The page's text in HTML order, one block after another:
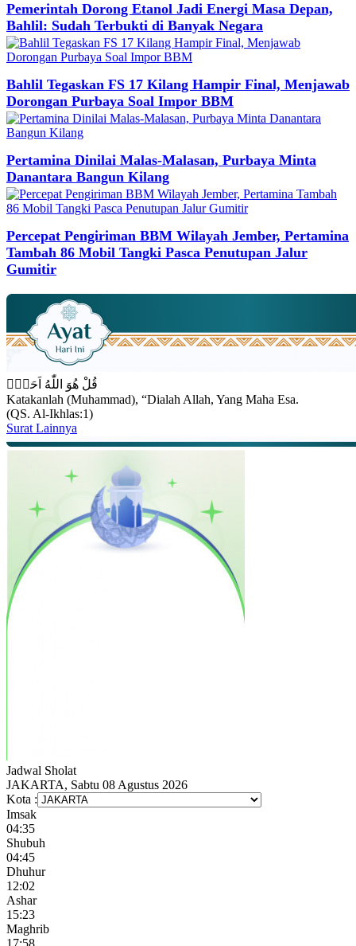
Pemerintah Dorong Etanol Jadi Energi Masa Depan,
Bahlil: Sudah Terbukti di Banyak Negara
Bahlil Tegaskan FS 17 Kilang Hampir Final, Menjawab
Dorongan Purbaya Soal Impor BBM
Pertamina Dinilai Malas-Malasan, Purbaya Minta
Danantara Bangun Kilang
Percepat Pengiriman BBM Wilayah Jember, Pertamina
Tambah 86 Mobil Tangki Pasca Penutupan Jalur
Gumitir
قُلْ هُوَ اللّٰهُ اَحَدٌۚ
Katakanlah (Muhammad), “Dialah Allah, Yang Maha Esa.
(QS. Al-Ikhlas:1)
Surat Lainnya
Jadwal Sholat
JAKARTA, Sabtu 08 Agustus 2026
Kota :
Imsak
04:35
Shubuh
04:45
Dhuhur
12:02
Ashar
15:23
Maghrib